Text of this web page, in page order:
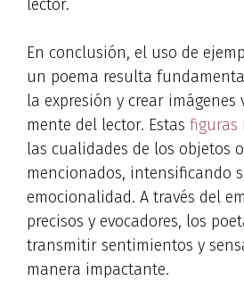
lector.
En conclusión, el uso de
un poema resulta
la expresión y crear imágenes
mente del lector. Estas figuras
las cualidades de los objetos
mencionados, intensificando
emocionalidad. A través del
precisos y evocadores, los
transmitir sentimientos y
manera impactante.